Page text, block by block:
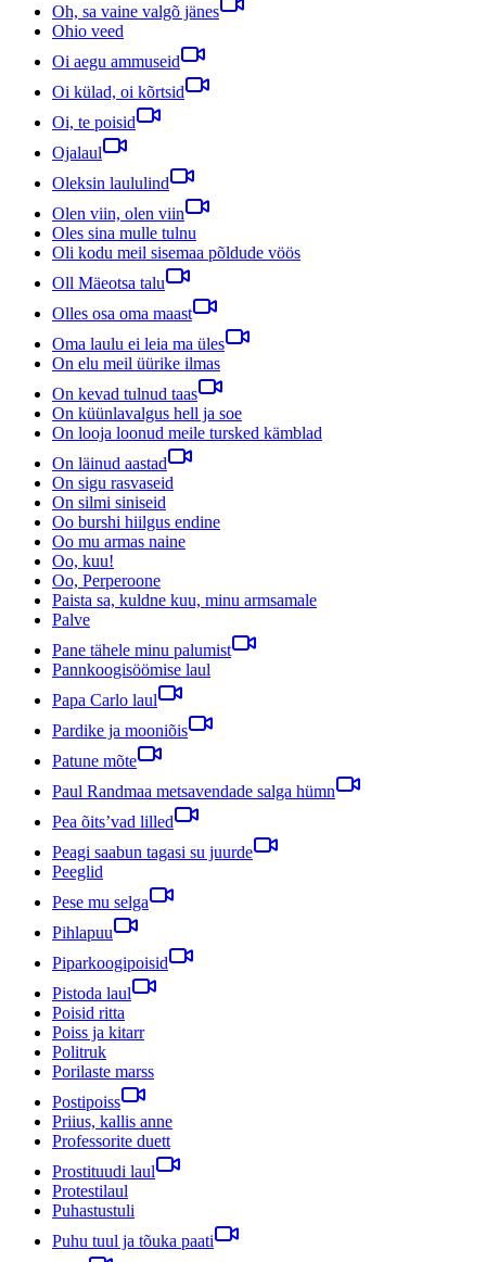
Oh, sa vaine valgõ jänes
Ohio veed
Oi aegu ammuseid
Oi külad, oi kõrtsid
Oi, te poisid
Ojalaul
Oleksin laululind
Olen viin, olen viin
Oles sina mulle tulnu
Oli kodu meil sisemaa põldude vöös
Oll Mäeotsa talu
Olles osa oma maast
Oma laulu ei leia ma üles
On elu meil üürike ilmas
On kevad tulnud taas
On küünlavalgus hell ja soe
On looja loonud meile tursked kämblad
On läinud aastad
On sigu rasvaseid
On silmi siniseid
Oo burshi hiilgus endine
Oo mu armas naine
Oo, kuu!
Oo, Perperoone
Paista sa, kuldne kuu, minu armsamale
Palve
Pane tähele minu palumist
Pannkoogisöömise laul
Papa Carlo laul
Pardike ja mooniõis
Patune mõte
Paul Randmaa metsavendade salga hümn
Pea õits’vad lilled
Peagi saabun tagasi su juurde
Peeglid
Pese mu selga
Pihlapuu
Piparkoogipoisid
Pistoda laul
Poisid ritta
Poiss ja kitarr
Politruk
Porilaste marss
Postipoiss
Priius, kallis anne
Professorite duett
Prostituudi laul
Protestilaul
Puhastustuli
Puhu tuul ja tõuka paati